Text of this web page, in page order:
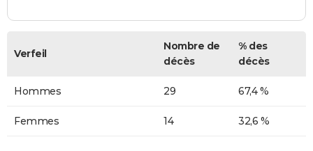
Verfeil
Nombre de
décès
% des
décès
Hommes 29 67,4 %
Femmes 14 32,6 %